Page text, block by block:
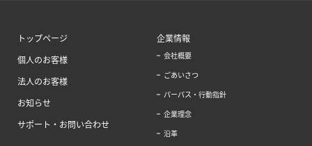
トップページ
個人のお客様
法人のお客様
お知らせ
サポート・お問い合わせ
企業情報
会社概要
ごあいさつ
パーパス・行動指針
企業理念
沿革